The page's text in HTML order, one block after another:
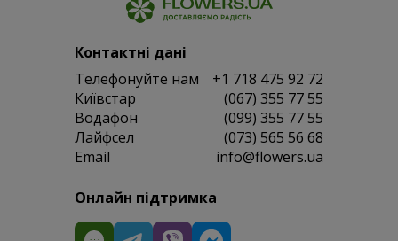
Контактні дані
Телефонуйте нам
+1 718 475 92 72
Київстар
(067) 355 77 55
Водафон
(099) 355 77 55
Лайфсел
(073) 565 56 68
Email
info@flowers.ua
Онлайн підтримка